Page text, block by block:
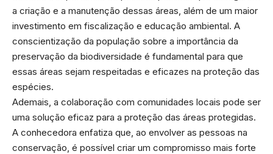
a criação e a manutenção dessas áreas, além de um maior
investimento em fiscalização e educação ambiental. A
conscientização da população sobre a importância da
preservação da biodiversidade é fundamental para que
essas áreas sejam respeitadas e eficazes na proteção das
espécies.
Ademais, a colaboração com comunidades locais pode ser
uma solução eficaz para a proteção das áreas protegidas.
A conhecedora enfatiza que, ao envolver as pessoas na
conservação, é possível criar um compromisso mais forte